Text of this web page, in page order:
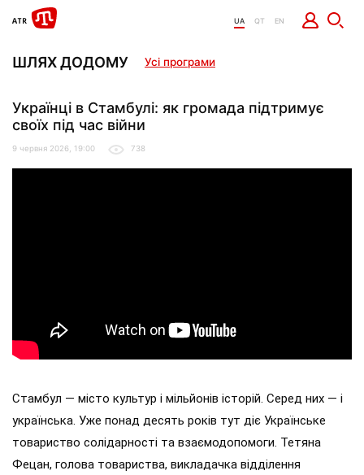
UA QT EN
ШЛЯХ ДОДОМУ Усі програми
Українці в Стамбулі: як громада підтримує
своїх під час війни
9 червня 2026, 19:00 738
Стамбул — місто культур і мільйонів історій. Серед них — і
українська. Уже понад десять років тут діє Українське
товариство солідарності та взаємодопомоги. Тетяна
Фецан, голова товариства, викладачка відділення